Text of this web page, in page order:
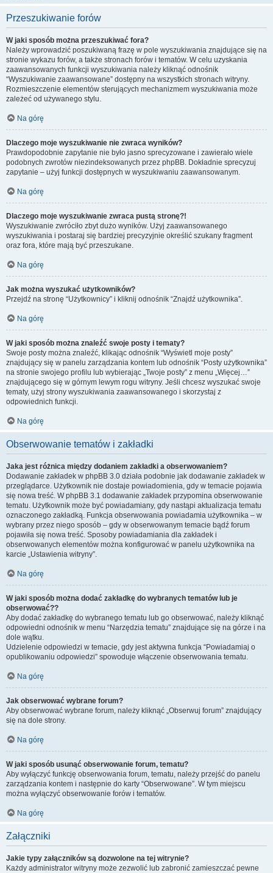
Przeszukiwanie forów
W jaki sposób można przeszukiwać fora?
Należy wprowadzić poszukiwaną frazę w pole wyszukiwania znajdujące się na
stronie wykazu forów, a także stronach forów i tematów. W celu uzyskania
zaawansowanych funkcji wyszukiwania należy kliknąć odnośnik
“Wyszukiwanie zaawansowane” dostępny na wszystkich stronach witryny.
Rozmieszczenie elementów sterujących mechanizmem wyszukiwania może
zależeć od używanego stylu.
Na górę
Dlaczego moje wyszukiwanie nie zwraca wyników?
Prawdopodobnie zapytanie nie było jasno sprecyzowane i zawierało wiele
podobnych zwrotów niezindeksowanych przez phpBB. Dokładnie sprecyzuj
zapytanie – użyj funkcji dostępnych w wyszukiwaniu zaawansowanym.
Na górę
Dlaczego moje wyszukiwanie zwraca pustą stronę?!
Wyszukiwanie zwróciło zbyt dużo wyników. Użyj zaawansowanego
wyszukiwania i postaraj się bardziej precyzyjnie określić szukany fragment
oraz fora, które mają być przeszukane.
Na górę
Jak można wyszukać użytkowników?
Przejdź na stronę “Użytkownicy” i kliknij odnośnik “Znajdź użytkownika”.
Na górę
W jaki sposób można znaleźć swoje posty i tematy?
Swoje posty można znaleźć, klikając odnośnik “Wyświetl moje posty”
znajdujący się w panelu zarządzania kontem lub odnośnik “Posty użytkownika”
na stronie swojego profilu lub wybierając „Twoje posty” z menu „Więcej…”
znajdującego się w górnym lewym rogu witryny. Jeśli chcesz wyszukać swoje
tematy, użyj strony wyszukiwania zaawansowanego i skorzystaj z
odpowiednich funkcji.
Na górę
Obserwowanie tematów i zakładki
Jaka jest różnica między dodaniem zakładki a obserwowaniem?
Dodawanie zakładek w phpBB 3.0 działa podobnie jak dodawanie zakładek w
przeglądarce. Użytkownik nie dostaje powiadomienia, gdy w temacie pojawia
się nowa treść. W phpBB 3.1 dodawanie zakładek przypomina obserwowanie
tematu. Użytkownik może być powiadamiany, gdy nastąpi aktualizacja tematu
oznaczonego zakładką. Funkcja obserwowania powiadamia użytkownika – w
wybrany przez niego sposób – gdy w obserwowanym temacie bądź forum
pojawiła się nowa treść. Sposoby powiadamiania dla zakładek i
obserwowanych elementów można konfigurować w panelu użytkownika na
karcie „Ustawienia witryny”.
Na górę
W jaki sposób można dodać zakładkę do wybranych tematów lub je
obserwować??
Aby dodać zakładkę do wybranego tematu lub go obserwować, należy kliknąć
odpowiedni odnośnik w menu “Narzędzia tematu” znajdujące się na górze i na
dole wątku.
Udzielenie odpowiedzi w temacie, gdy jest aktywna funkcja “Powiadamiaj o
opublikowaniu odpowiedzi” spowoduje włączenie obserwowania tematu.
Na górę
Jak obserwować wybrane forum?
Aby obserwować wybrane forum, należy kliknąć „Obserwuj forum” znajdujący
się na dole strony.
Na górę
W jaki sposób usunąć obserwowanie forum, tematu?
Aby wyłączyć funkcję obserwowania forum, tematu, należy przejść do panelu
zarządzania kontem i następnie do karty “Obserwowane”. W tym miejscu
można wyłączyć obserwowanie forów i tematów.
Na górę
Załączniki
Jakie typy załączników są dozwolone na tej witrynie?
Każdy administrator witryny może zezwolić lub zabronić zamieszczać pewne